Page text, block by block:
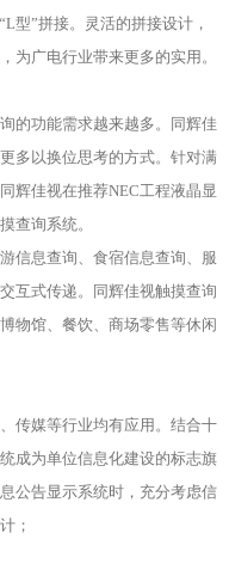
型”拼接。灵活的拼接设计，
为广电行业带来更多的实用。
的功能需求越来越多。同辉佳
多以换位思考的方式。针对满
辉佳视在推荐NEC工程液晶显
查询系统。
信息查询、食宿信息查询、服
互式传递。同辉佳视触摸查询
物馆、餐饮、商场零售等休闲
传媒等行业均有应用。结合十
成为单位信息化建设的标志旗
公告显示系统时，充分考虑信
；